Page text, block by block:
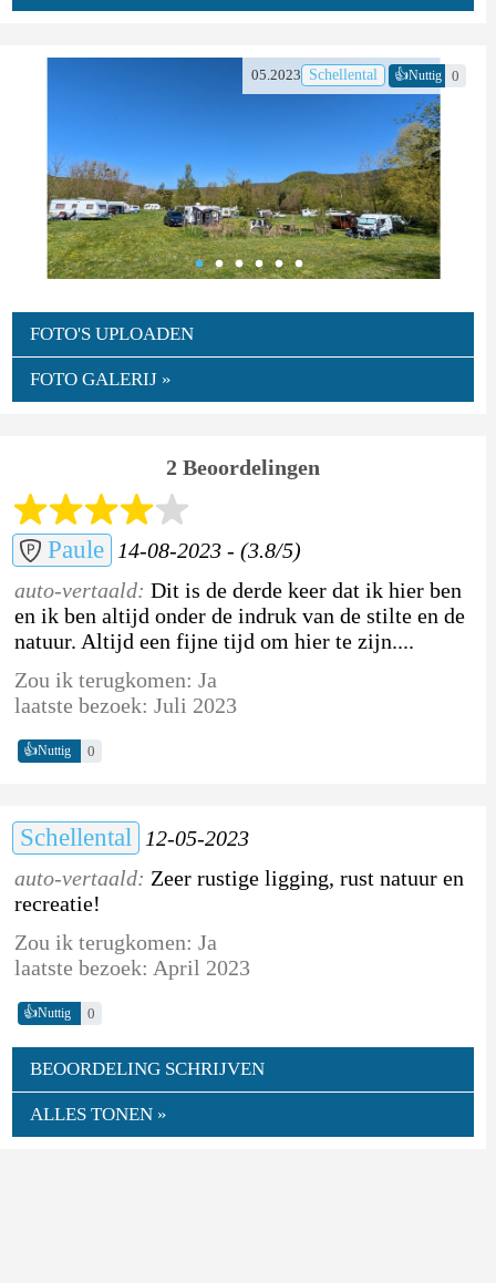
05.2023 Schellental 👍Nuttig 0
FOTO'S UPLOADEN
FOTO GALERIJ »
2 Beoordelingen
Paule
14-08-2023 - (3.8/5)
auto-vertaald: Dit is de derde keer dat ik hier ben
en ik ben altijd onder de indruk van de stilte en de
natuur. Altijd een fijne tijd om hier te zijn....
Zou ik terugkomen: Ja
laatste bezoek: Juli 2023
👍Nuttig 0
Schellental
12-05-2023
auto-vertaald: Zeer rustige ligging, rust natuur en
recreatie!
Zou ik terugkomen: Ja
laatste bezoek: April 2023
👍Nuttig 0
BEOORDELING SCHRIJVEN
ALLES TONEN »